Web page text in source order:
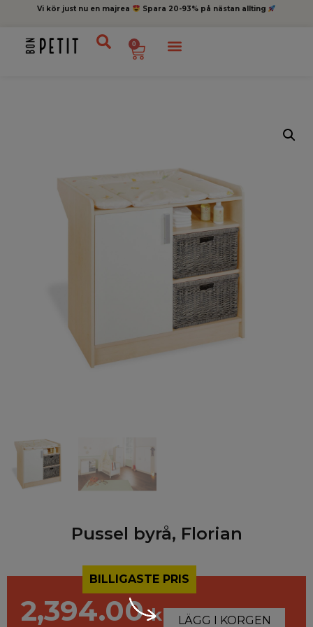
Vi kör just nu en majrea Spara 20-93% på nästan allting
0
Pussel byrå, Florian
BILLIGASTE PRIS
2,394.00 kr LÄGG I KORGEN